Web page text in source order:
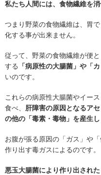
私たち人間には、食物繊維を
つまり野菜の食物繊維は、胃
化する事が出来ません。
従って、野菜の食物繊維が便
する
「病原性の大腸菌」や「カ
いのです。
これらの病原性大腸菌やイー
食べ、 肝障害の原因となるア
の他の「毒素・毒物」を産生し
お腹が張る原因の「ガス」や
作り出す毒ガスによるのです。
悪玉大腸菌により作り出され